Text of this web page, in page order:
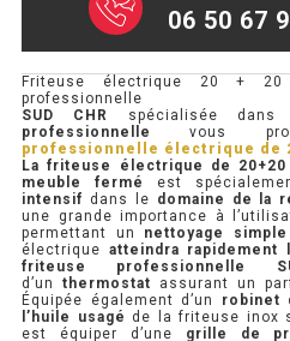
PROFONDEUR 300
PROFONDEUR 400
PROFONDEUR 300
PROFONDEUR 400
06 50 67
Friteuse électrique 20 +
professionnelle
SUD CHR
spécialisée
professionnelle
vous
professionnelle électrique de
La friteuse électrique de
meuble fermé
est
intensif dans le domaine de la
une grande importance à
permettant un nettoyage
électrique atteindra rapidement
friteuse professionnelle
d’un thermostat assurant un
Équipée également d’un robinet
l’huile usagé de la friteuse inox
est équiper d’une grille de